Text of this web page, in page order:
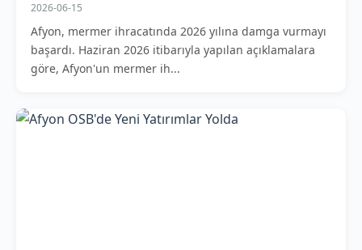
2026-06-15
Afyon, mermer ihracatında 2026 yılına damga vurmayı
başardı. Haziran 2026 itibarıyla yapılan açıklamalara
göre, Afyon'un mermer ih...